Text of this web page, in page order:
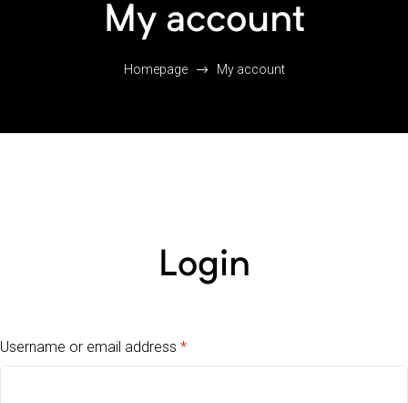
My account
Homepage My account
Login
Username or email address *